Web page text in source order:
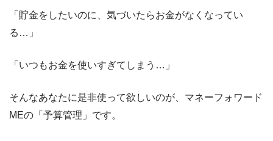
「貯金をしたいのに、気づいたらお金がなくなってい
る…」
「いつもお金を使いすぎてしまう…」
そんなあなたに是非使って欲しいのが、マネーフォワード
MEの「予算管理」です。